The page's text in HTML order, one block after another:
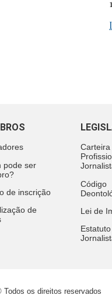
pode ser
de inscrição
de
Carteira
Código
Lei de
Todos os direitos reservados